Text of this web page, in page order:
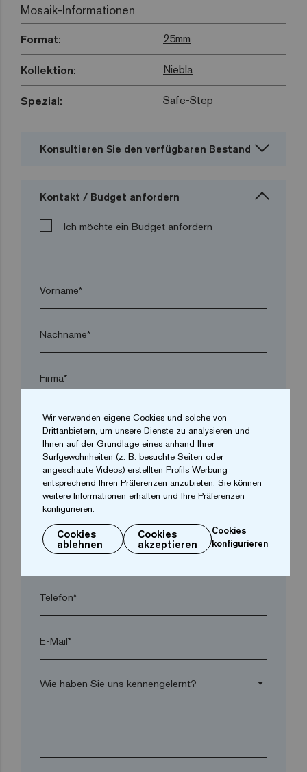
Mosaik-Informationen
Format: 25mm
Kollektion: Niebla
Spezial: Safe-Step
Konsultieren Sie den verfügbaren Bestand
Kontakt / Budget anfordern
Ich möchte ein Budget anfordern
Vorname*
Nachname*
Firma*
Ort*
Postleitzahl*
Telefon*
E-Mail*
arrow_drop_down
Wir verwenden eigene Cookies und solche von
Drittanbietern, um unsere Dienste zu analysieren und
Ihnen auf der Grundlage eines anhand Ihrer
Surfgewohnheiten (z. B. besuchte Seiten oder
angeschaute Videos) erstellten Profils Werbung
entsprechend Ihren Präferenzen anzubieten. Sie können
weitere Informationen erhalten und Ihre Präferenzen
konfigurieren.
Cookies
ablehnen
Cookies
akzeptieren
Cookies
konfigurieren